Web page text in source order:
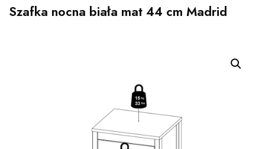
Szafka nocna biała mat 44 cm Madrid